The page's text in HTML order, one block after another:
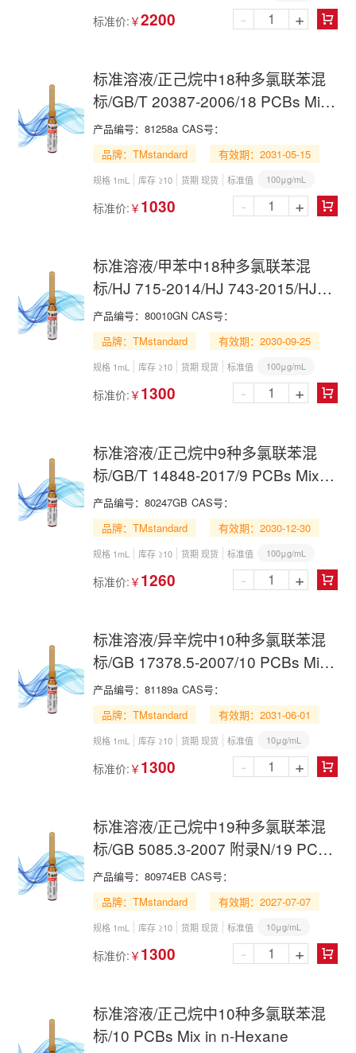
标准价: ￥2200 
- +
标准溶液/正己烷中18种多氯联苯混
标/GB/T 20387-2006/18 PCBs Mix
in n-Hexane
产品编号： 81258a CAS号：
品牌：TMstandard
有效期：2031-05-15
规格 1mL 库存 ≥10 货期 现货 标准值 100μg/mL
标准价: ￥ 1030 
- +
标准溶液/甲苯中18种多氯联苯混
标/HJ 715-2014/HJ 743-2015/HJ
891-2017/HJ 922-2017/18 PCBs
Mix in Toluene
产品编号： 80010GN CAS号：
品牌：TMstandard
有效期：2030-09-25
规格 1mL 库存 ≥10 货期 现货 标准值 100μg/mL
标准价: ￥ 1300 
- +
标准溶液/正己烷中9种多氯联苯混
标/GB/T 14848-2017/9 PCBs Mix in
n-Hexane
产品编号： 80247GB CAS号：
品牌：TMstandard
有效期：2030-12-30
规格 1mL 库存 ≥10 货期 现货 标准值 100μg/mL
标准价: ￥ 1260 
- +
标准溶液/异辛烷中10种多氯联苯混
标/GB 17378.5-2007/10 PCBs Mix
in Isooctane
产品编号： 81189a CAS号：
品牌：TMstandard
有效期：2031-06-01
规格 1mL 库存 ≥10 货期 现货 标准值 10μg/mL
标准价: ￥ 1300 
- +
标准溶液/正己烷中19种多氯联苯混
标/GB 5085.3-2007 附录N/19 PCBs
Mix in n-Hexane
产品编号： 80974EB CAS号：
品牌：TMstandard
有效期：2027-07-07
规格 1mL 库存 ≥10 货期 现货 标准值 10μg/mL
标准价: ￥ 1300 
- +
标准溶液/正己烷中10种多氯联苯混
标/10 PCBs Mix in n-Hexane